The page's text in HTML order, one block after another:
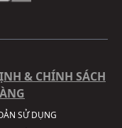
& CHÍNH SÁCH
SỬ DỤNG